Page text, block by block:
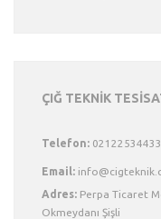
ÇIĞ TEKNİK
Telefon: 02122534433
Email:
Adres: Perpa Ticaret
Okmeydanı Şişli